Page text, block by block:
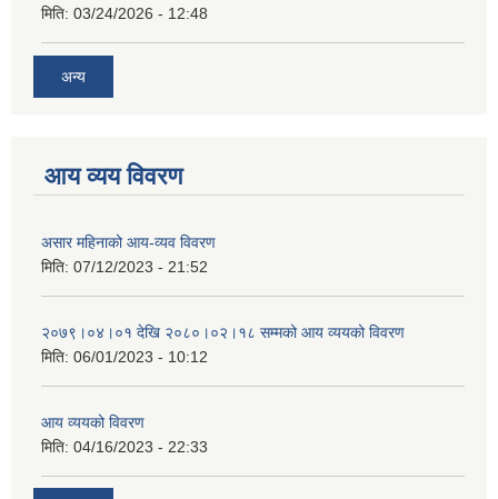
मिति: 03/24/2026 - 12:48
अन्य
आय व्यय विवरण
असार महिनाको आय-व्यव विवरण
मिति: 07/12/2023 - 21:52
२०७९।०४।०१ देखि २०८०।०२।१८ सम्मको आय व्ययको विवरण
मिति: 06/01/2023 - 10:12
आय व्ययको विवरण
मिति: 04/16/2023 - 22:33